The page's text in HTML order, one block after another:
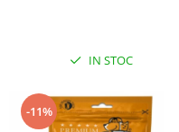
IN STOC
-11%